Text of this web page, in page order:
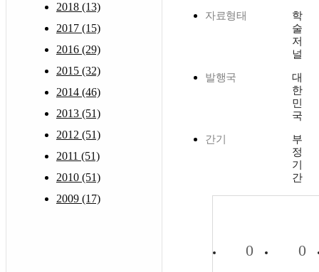
2018 (13)
2017 (15)
2016 (29)
2015 (32)
2014 (46)
2013 (51)
2012 (51)
2011 (51)
2010 (51)
2009 (17)
자료형태
학
술
저
널
발행국
대
한
민
국
간기
부
정
기
간
0 0